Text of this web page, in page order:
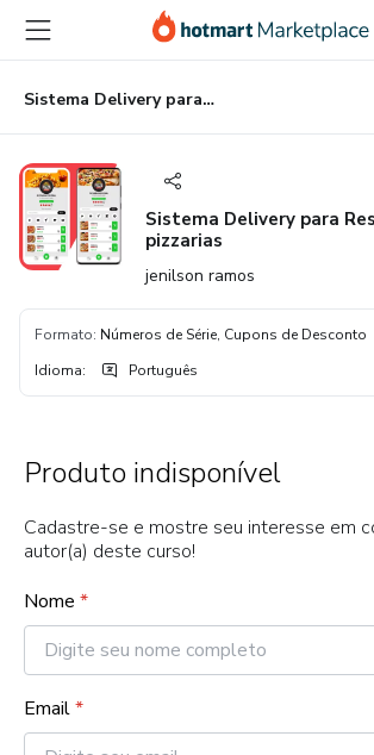
para
conteúdo
principal
para
pagamento
para
rodapé
Sistema Delivery para Restaurantes e pizzarias
Sistema Delivery para
pizzarias
jenilson ramos
Formato: Números de Série, Cupons de Desconto
Idioma: Português
Produto indisponível
Cadastre-se e mostre seu interesse em
autor(a) deste curso!
Nome *
Email*